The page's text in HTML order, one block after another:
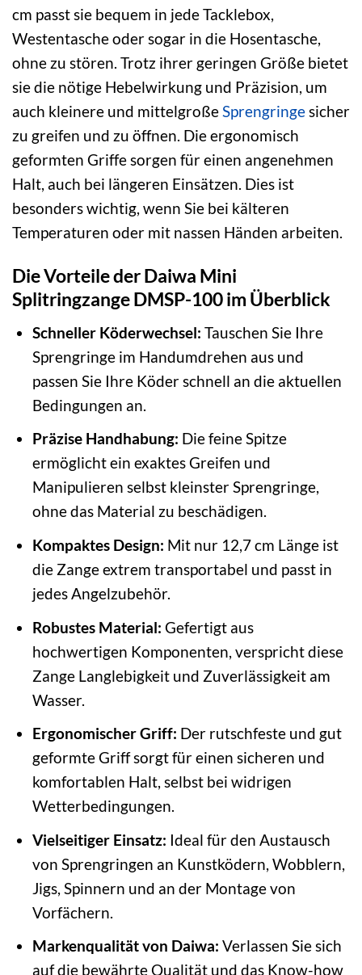
cm passt sie bequem in jede Tacklebox,
Westentasche oder sogar in die Hosentasche,
ohne zu stören. Trotz ihrer geringen Größe bietet
sie die nötige Hebelwirkung und Präzision, um
auch kleinere und mittelgroße Sprengringe sicher
zu greifen und zu öffnen. Die ergonomisch
geformten Griffe sorgen für einen angenehmen
Halt, auch bei längeren Einsätzen. Dies ist
besonders wichtig, wenn Sie bei kälteren
Temperaturen oder mit nassen Händen arbeiten.
Die Vorteile der Daiwa Mini
Splitringzange DMSP-100 im Überblick
Schneller Köderwechsel: Tauschen Sie Ihre
Sprengringe im Handumdrehen aus und
passen Sie Ihre Köder schnell an die aktuellen
Bedingungen an.
Präzise Handhabung: Die feine Spitze
ermöglicht ein exaktes Greifen und
Manipulieren selbst kleinster Sprengringe,
ohne das Material zu beschädigen.
Kompaktes Design: Mit nur 12,7 cm Länge ist
die Zange extrem transportabel und passt in
jedes Angelzubehör.
Robustes Material: Gefertigt aus
hochwertigen Komponenten, verspricht diese
Zange Langlebigkeit und Zuverlässigkeit am
Wasser.
Ergonomischer Griff: Der rutschfeste und gut
geformte Griff sorgt für einen sicheren und
komfortablen Halt, selbst bei widrigen
Wetterbedingungen.
Vielseitiger Einsatz: Ideal für den Austausch
von Sprengringen an Kunstködern, Wobblern,
Jigs, Spinnern und an der Montage von
Vorfächern.
Markenqualität von Daiwa: Verlassen Sie sich
auf die bewährte Qualität und das Know-how